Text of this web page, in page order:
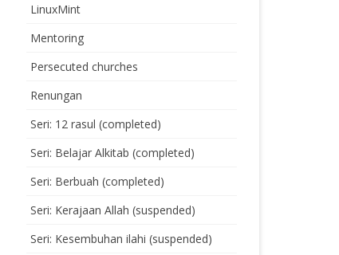
LinuxMint
Mentoring
Persecuted churches
Renungan
Seri: 12 rasul (completed)
Seri: Belajar Alkitab (completed)
Seri: Berbuah (completed)
Seri: Kerajaan Allah (suspended)
Seri: Kesembuhan ilahi (suspended)